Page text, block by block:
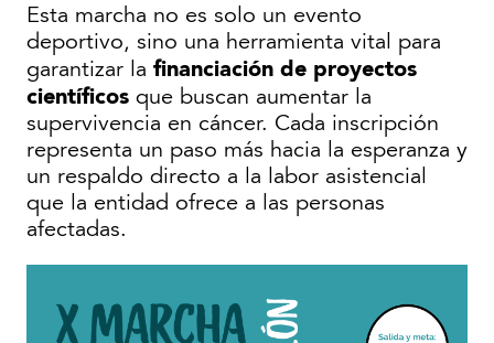
Esta marcha no es solo un evento
deportivo, sino una herramienta vital para
garantizar la financiación de proyectos
científicos que buscan aumentar la
supervivencia en cáncer. Cada inscripción
representa un paso más hacia la esperanza y
un respaldo directo a la labor asistencial
que la entidad ofrece a las personas
afectadas.